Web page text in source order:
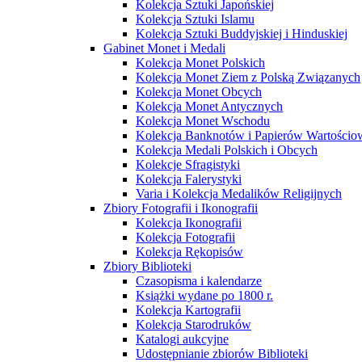
Kolekcja Sztuki Japońskiej
Kolekcja Sztuki Islamu
Kolekcja Sztuki Buddyjskiej i Hinduskiej
Gabinet Monet i Medali
Kolekcja Monet Polskich
Kolekcja Monet Ziem z Polską Związanych
Kolekcja Monet Obcych
Kolekcja Monet Antycznych
Kolekcja Monet Wschodu
Kolekcja Banknotów i Papierów
Kolekcja Medali Polskich i Obcych
Kolekcje Sfragistyki
Kolekcja Falerystyki
Varia i Kolekcja Medalików Religijnych
Zbiory Fotografii i Ikonografii
Kolekcja Ikonografii
Kolekcja Fotografii
Kolekcja Rękopisów
Zbiory Biblioteki
Czasopisma i kalendarze
Książki wydane po 1800 r.
Kolekcja Kartografii
Kolekcja Starodruków
Katalogi aukcyjne
Udostępnianie zbiorów Biblioteki